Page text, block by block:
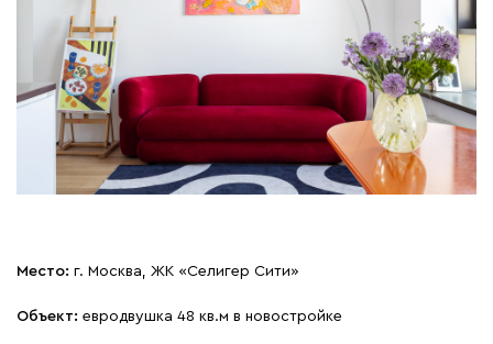
Место: г. Москва, ЖК «Селигер Сити»
Объект: евродвушка 48 кв.м в новостройке